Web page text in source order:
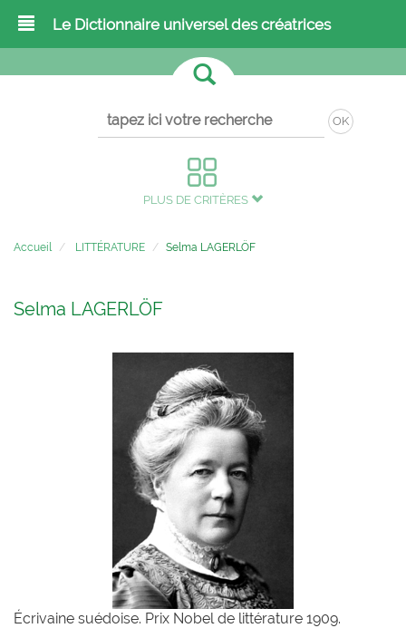
Le Dictionnaire universel des créatrices
OK
PLUS DE CRITÈRES
Accueil LITTÉRATURE Selma LAGERLÖF
Selma LAGERLÖF
Écrivaine suédoise. Prix Nobel de littérature 1909.